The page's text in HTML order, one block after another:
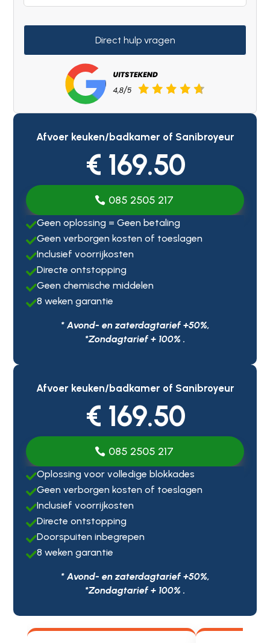
Direct hulp vragen
Afvoer keuken/badkamer of Sanibroyeur
€ 169.50
085 2505 217
Geen oplossing = Geen betaling
Geen verborgen kosten of toeslagen
Inclusief voorrijkosten
Directe ontstopping
Geen chemische middelen
8 weken garantie
* Avond- en zaterdagtarief +50%,
*Zondagtarief + 100% .
Afvoer keuken/badkamer of Sanibroyeur
€ 169.50
085 2505 217
Oplossing voor volledige blokkades
Geen verborgen kosten of toeslagen
Inclusief voorrijkosten
Directe ontstopping
Doorspuiten inbegrepen
8 weken garantie
* Avond- en zaterdagtarief +50%,
*Zondagtarief + 100% .